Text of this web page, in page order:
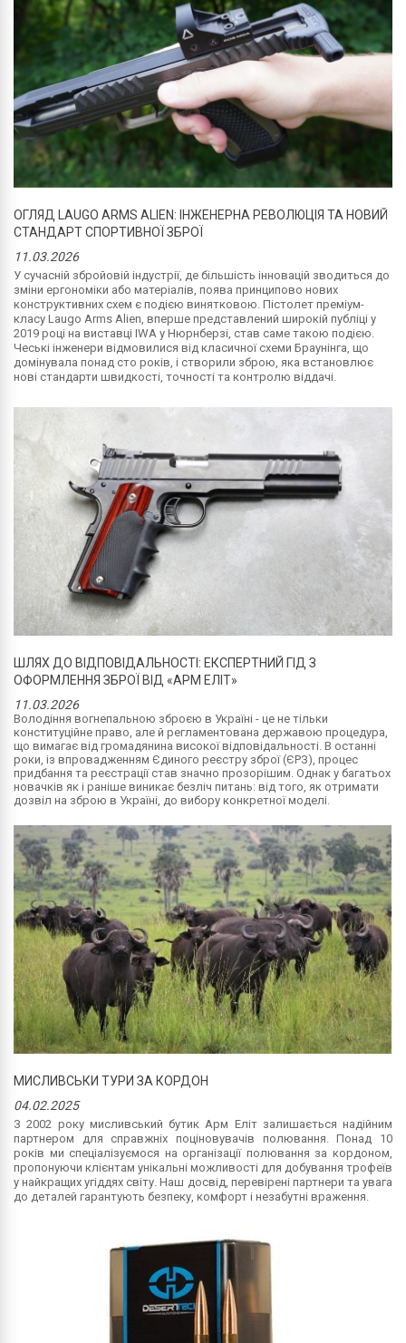
ОГЛЯД LAUGO ARMS ALIEN: ІНЖЕНЕРНА РЕВОЛЮЦІЯ ТА НОВИЙ
СТАНДАРТ СПОРТИВНОЇ ЗБРОЇ
11.03.2026
У сучасній збройовій індустрії, де більшість інновацій зводиться до
зміни ергономіки або матеріалів, поява принципово нових
конструктивних схем є подією винятковою. Пістолет преміум-
класу Laugo Arms Alien, вперше представлений широкій публіці у
2019 році на виставці IWA у Нюрнберзі, став саме такою подією.
Чеські інженери відмовилися від класичної схеми Браунінга, що
домінувала понад сто років, і створили зброю, яка встановлює
нові стандарти швидкості, точності та контролю віддачі.
ШЛЯХ ДО ВІДПОВІДАЛЬНОСТІ: ЕКСПЕРТНИЙ ГІД З
ОФОРМЛЕННЯ ЗБРОЇ ВІД «АРМ ЕЛІТ»
11.03.2026
Володіння вогнепальною зброєю в Україні - це не тільки
конституційне право, але й регламентована державою процедура,
що вимагає від громадянина високої відповідальності. В останні
роки, із впровадженням Єдиного реєстру зброї (ЄРЗ), процес
придбання та реєстрації став значно прозорішим. Однак у багатьох
новачків як і раніше виникає безліч питань: від того, як отримати
дозвіл на зброю в Україні, до вибору конкретної моделі.
МИСЛИВСЬКИ ТУРИ ЗА КОРДОН
04.02.2025
З 2002 року мисливський бутик Арм Еліт залишається надійним
партнером для справжніх поціновувачів полювання. Понад 10
років ми спеціалізуємося на організації полювання за кордоном,
пропонуючи клієнтам унікальні можливості для добування трофеїв
у найкращих угіддях світу. Наш досвід, перевірені партнери та увага
до деталей гарантують безпеку, комфорт і незабутні враження.